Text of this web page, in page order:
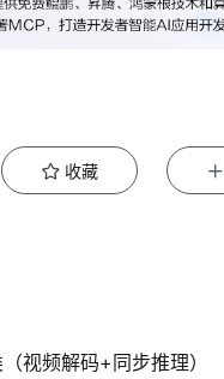
收藏
视频解码+同步推理）